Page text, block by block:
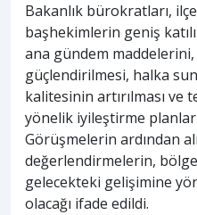
Bakanlık bürokratları,
başhekimlerin geniş
ana gündem maddelerini,
güçlendirilmesi, halka
kalitesinin artırılması
yönelik iyileştirme
Görüşmelerin ardından
değerlendirmelerin,
gelecekteki gelişimine
olacağı ifade edildi.